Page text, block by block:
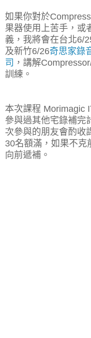
如果你對於
果器使用上苦手，或
義，我將會在台北6/
及新竹6/26奇思家錄
司 ，講解
訓練。
本次課程 Morimagic
參與過其他宅錄補完
次參與的朋友會酌收
30名額滿，如果不克
向前遞補。